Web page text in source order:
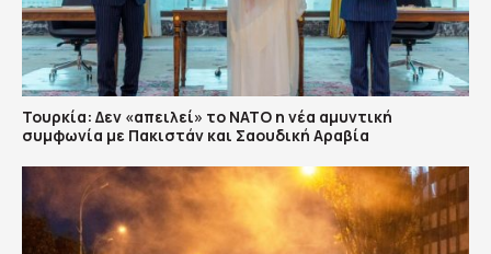
Τουρκία: Δεν «απειλεί» το ΝΑΤΟ η νέα αμυντική
συμφωνία με Πακιστάν και Σαουδική Αραβία